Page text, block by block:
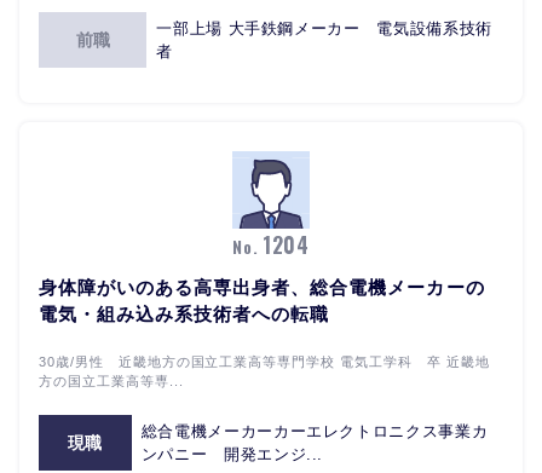
前職
一部上場 大手鉄鋼メーカー 電気設備系技術
者
No. 1204
身体障がいのある高専出身者、総合電機メーカーの
電気・組み込み系技術者への転職
30歳/男性 近畿地方の国立工業高等専門学校 電気工学科 卒 近畿地
方の国立工業高等専...
現職
総合電機メーカーカーエレクトロニクス事業カ
ンパニー 開発エンジ...